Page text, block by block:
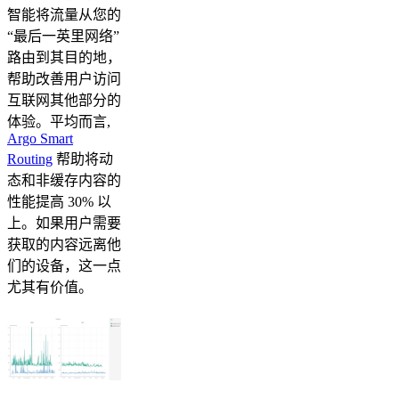
智能将流量从您的
“最后一英里网络”
路由到其目的地，
帮助改善用户访问
互联网其他部分的
体验。平均而言,
Argo Smart
Routing 帮助将动
态和非缓存内容的
性能提高 30% 以
上。如果用户需要
获取的内容远离他
们的设备，这一点
尤其有价值。